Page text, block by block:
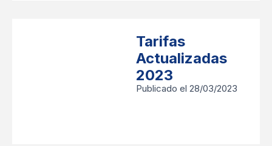
Tarifas
Actualizadas
2023
Publicado el 28/03/2023